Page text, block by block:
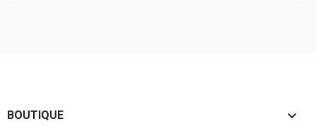
BOUTIQUE 